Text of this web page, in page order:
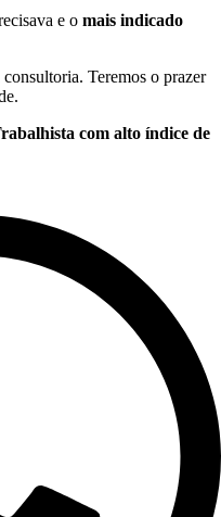
e o mais indicado
Teremos o prazer
com alto índice de